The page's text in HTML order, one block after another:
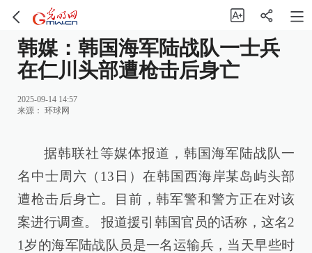
韩媒：韩国海军陆战队一士兵
在仁川头部遭枪击后身亡
2025-09-14 14:57
来源： 环球网
据韩联社等媒体报道，韩国海军陆战队一
名中士周六（13日）在韩国西海岸某岛屿头部
遭枪击后身亡。目前，韩军警和警方正在对该
案进行调查。 报道援引韩国官员的话称，这名2
1岁的海军陆战队员是一名运输兵，当天早些时